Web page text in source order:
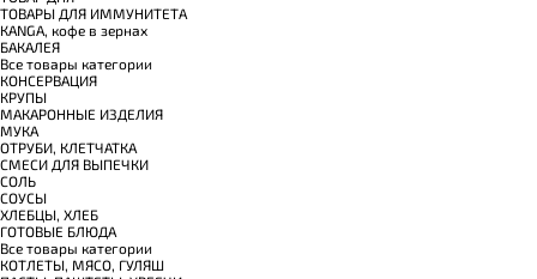
TОВАРЫ ДЛЯ ИММУНИТЕТА
КANGA, кофе в зернах
БАКАЛЕЯ
Все товары категории
КОНСЕРВАЦИЯ
КРУПЫ
МАКАРОННЫЕ ИЗДЕЛИЯ
МУКА
ОТРУБИ, КЛЕТЧАТКА
СМЕСИ ДЛЯ ВЫПЕЧКИ
СОЛЬ
СОУСЫ
ХЛЕБЦЫ, ХЛЕБ
ГОТОВЫЕ БЛЮДА
Все товары категории
КОТЛЕТЫ, МЯСО, ГУЛЯШ